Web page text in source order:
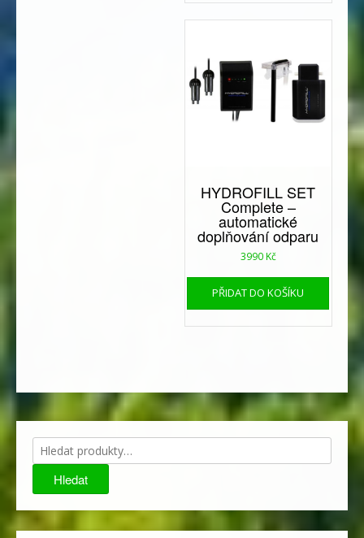
HYDROFILL SET
Complete –
automatické
doplňování odparu
3990 Kč
PŘIDAT DO KOŠÍKU
Hledat:
Hledat